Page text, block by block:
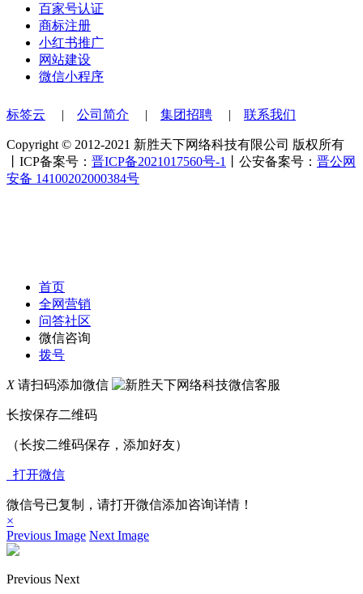
百家号认证
商标注册
小红书推广
网站建设
微信小程序
标签云 公司简介 集团招聘 联系我们
Copyright © 2012-2021 新胜天下网络科技有限公司 版权所有
丨ICP备案号： 晋ICP备2021017560号-1 丨公安备案号： 晋公网
安备 14100202000384号
首页
全网营销
问答社区
微信咨询
拨号
X请扫码添加微信
长按保存二维码
（长按二维码保存，添加好友）
打开微信
微信号已复制，请打开微信添加咨询详情！
×
Previous Image Next Image
Previous Next